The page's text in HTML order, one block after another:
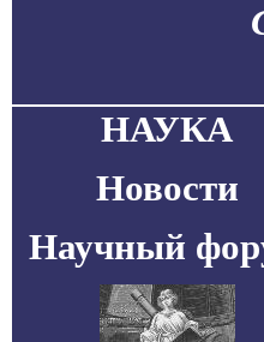
НАУКА
Новости
Научный